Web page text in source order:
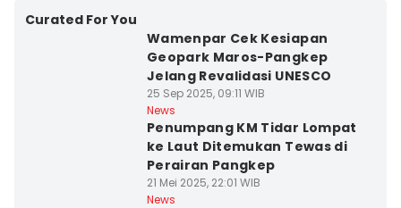
Curated For You
Wamenpar Cek Kesiapan
Geopark Maros-Pangkep
Jelang Revalidasi UNESCO
25 Sep 2025, 09:11 WIB
News
Penumpang KM Tidar Lompat
ke Laut Ditemukan Tewas di
Perairan Pangkep
21 Mei 2025, 22:01 WIB
News